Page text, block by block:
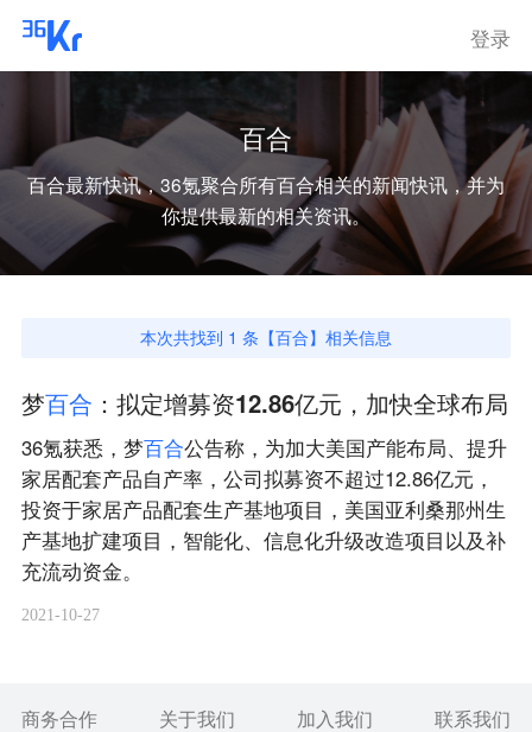
登录
百合
百合最新快讯，36氪聚合所有百合相关的新闻快讯，并为
你提供最新的相关资讯。
本次共找到 1 条【百合】相关信息
梦百合 ：拟定增募资12.86亿元，加快全球布局
36氪获悉，梦百合公告称，为加大美国产能布局、提升
家居配套产品自产率，公司拟募资不超过12.86亿元，
投资于家居产品配套生产基地项目，美国亚利桑那州生
产基地扩建项目，智能化、信息化升级改造项目以及补
充流动资金。
2021-10-27
商务合作 关于我们 加入我们
联系我们